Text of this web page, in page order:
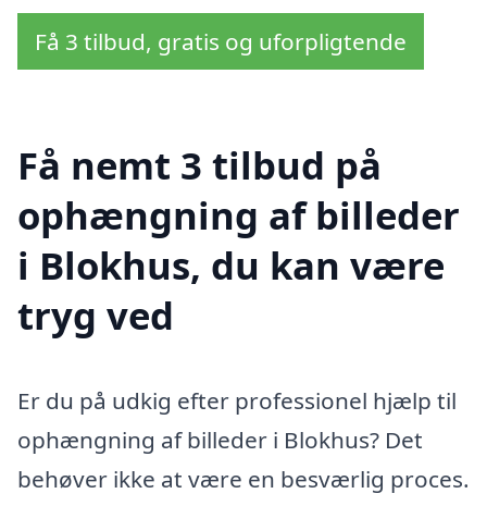
Få 3 tilbud, gratis og uforpligtende
Få nemt 3 tilbud på
ophængning af billeder
i Blokhus, du kan være
tryg ved
Er du på udkig efter professionel hjælp til
ophængning af billeder i Blokhus? Det
behøver ikke at være en besværlig proces.